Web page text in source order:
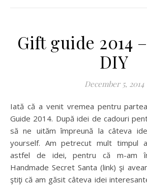
Gift guide 2014
DIY
December 5, 2014
Iată că a venit vremea pentru partea a II-a a seriei Gift
Guide 2014. După idei de cadouri
să ne uităm împreună la câteva
yourself. Am petrecut mult timpul
astfel de idei, pentru că m-am
Handmade Secret Santa (link) şi
ştiţi că am găsit câteva idei